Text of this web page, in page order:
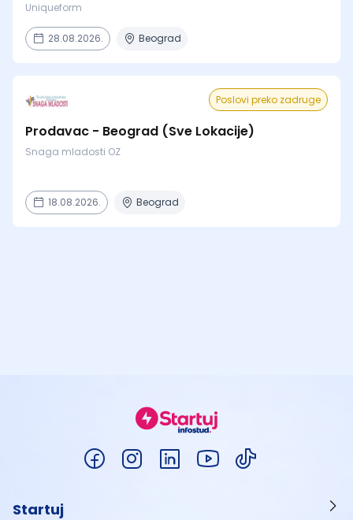
Uniqueform
28.08.2026. Beograd
Poslovi preko zadruge
Prodavac - Beograd (Sve Lokacije)
Snaga mladosti OZ
18.08.2026. Beograd
Startuj